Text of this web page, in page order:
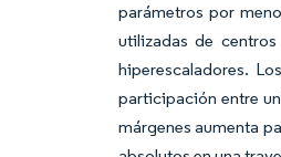
parámetros por
utilizadas de
hiperescaladores.
participación entre
márgenes aumenta